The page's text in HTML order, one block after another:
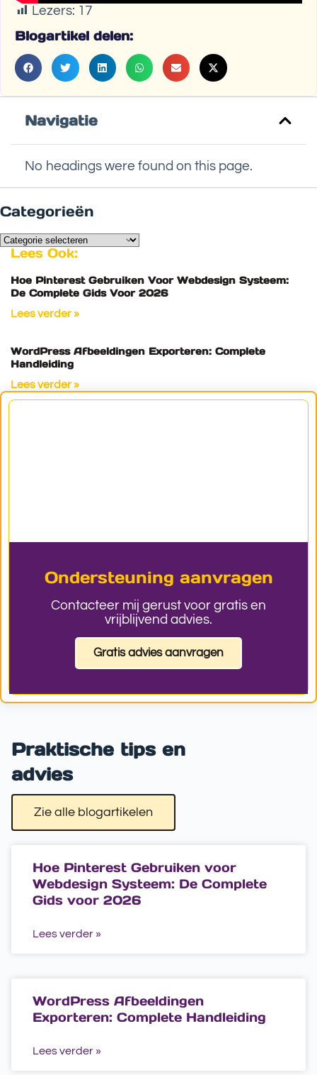
Lezers: 17
Blogartikel delen:
Navigatie
No headings were found on this page.
Categorieën
Lees Ook:
Hoe Pinterest Gebruiken Voor Webdesign Systeem:
De Complete Gids Voor 2026
Lees verder »
WordPress Afbeeldingen Exporteren: Complete
Handleiding
Lees verder »
Ondersteuning aanvragen
Contacteer mij gerust voor gratis en
vrijblijvend advies.
Gratis advies aanvragen
Praktische tips en
advies
Zie alle blogartikelen
Hoe Pinterest Gebruiken voor
Webdesign Systeem: De Complete
Gids voor 2026
Lees verder »
WordPress Afbeeldingen
Exporteren: Complete Handleiding
Lees verder »